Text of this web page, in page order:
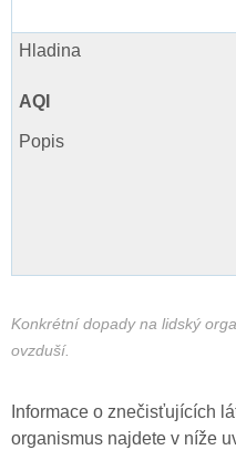
Konkrétní dopady na lidský
ovzduší.
Informace o znečisťujících
organismus najdete v níže